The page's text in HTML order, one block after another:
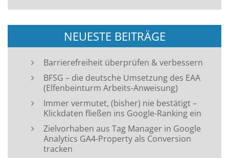
NEUESTE BEITRÄGE
Barrierefreiheit überprüfen & verbessern
BFSG – die deutsche Umsetzung des EAA
(Elfenbeinturm Arbeits-Anweisung)
Immer vermutet, (bisher) nie bestätigt –
Klickdaten fließen ins Google-Ranking ein
Zielvorhaben aus Tag Manager in Google
Analytics GA4-Property als Conversion
tracken